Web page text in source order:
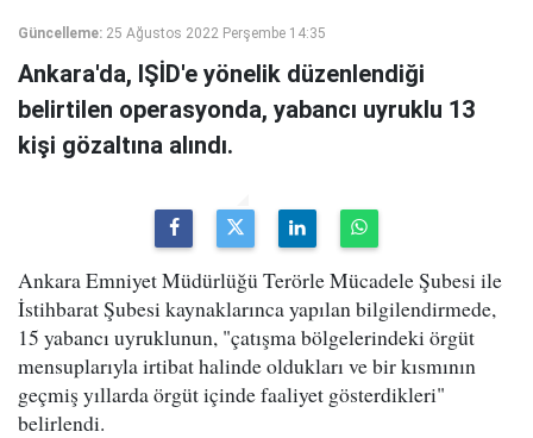
Güncelleme: 25 Ağustos 2022 Perşembe 14:35
Ankara'da, IŞİD'e yönelik düzenlendiği
belirtilen operasyonda, yabancı uyruklu 13
kişi gözaltına alındı.
Ankara Emniyet Müdürlüğü Terörle Mücadele Şubesi ile
İstihbarat Şubesi kaynaklarınca yapılan bilgilendirmede,
15 yabancı uyruklunun, "çatışma bölgelerindeki örgüt
mensuplarıyla irtibat halinde oldukları ve bir kısmının
geçmiş yıllarda örgüt içinde faaliyet gösterdikleri"
belirlendi.